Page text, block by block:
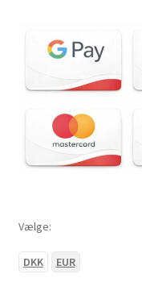
Vælge:
DKK EUR